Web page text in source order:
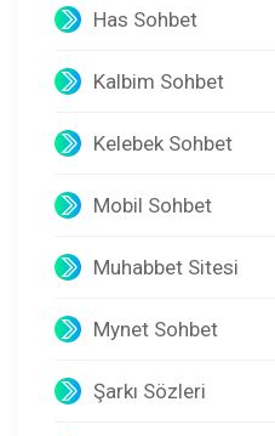
Has Sohbet
Kalbim Sohbet
Kelebek Sohbet
Mobil Sohbet
Muhabbet Sitesi
Mynet Sohbet
Şarkı Sözleri